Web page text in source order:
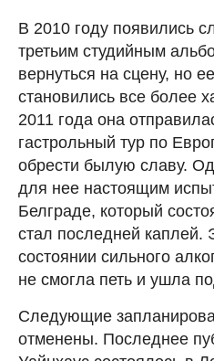
В 2010 году появились
третьим студийным
вернуться на сцену, но
становились все более
2011 года она
гастрольный тур по
обрести былую славу.
для нее настоящим
Белграде, который
стал последней
состоянии сильного
не смогла петь и ушла
Следующие
отменены. Последнее